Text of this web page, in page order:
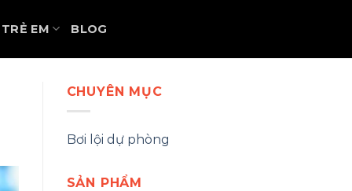
TRẺ EM BLOG
CHUYÊN MỤC
Bơi lội dự phòng
SẢN PHẨM